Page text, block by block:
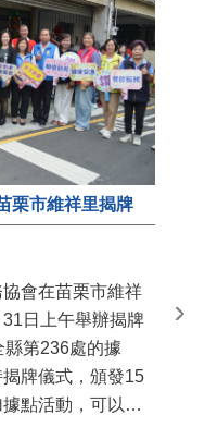
栗市維祥里揭牌
會在苗栗市維祥
日上午舉辦揭牌
第236處的據
牌儀式，頒發15
點活動，可以更
苗